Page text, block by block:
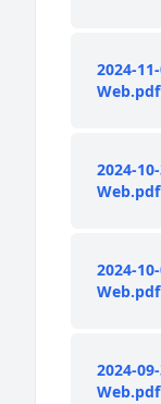
2024-
Web.pdf
2024-
Web.pdf
2024-
Web.pdf
2024-
Web.pdf